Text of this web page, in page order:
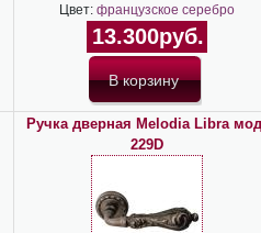
Цвет: французское серебро
13.300руб.
Ручка дверная Melodia Libra
229D